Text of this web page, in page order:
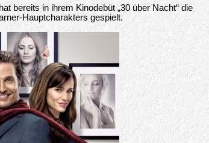
bereits in ihrem Kinodebüt „30 über Nacht“ die
Hauptcharakters gespielt.